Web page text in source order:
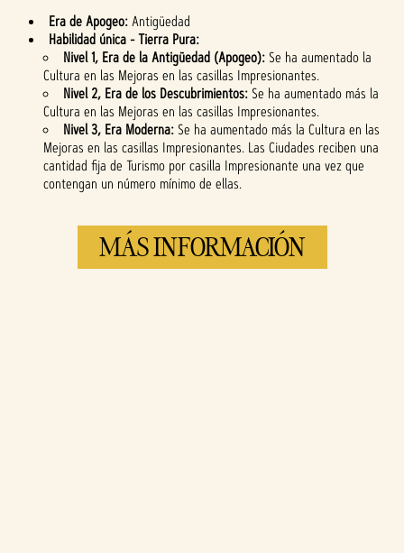
Era de Apogeo:Antigüedad
Habilidad única - Tierra Pura:
Nivel 1, Era de la Antigüedad (Apogeo): Se ha aumentado la
Cultura en las Mejoras en las casillas Impresionantes.
Nivel 2, Era de los Descubrimientos: Se ha aumentado más la
Cultura en las Mejoras en las casillas Impresionantes.
Nivel 3, Era Moderna: Se ha aumentado más la Cultura en las
Mejoras en las casillas Impresionantes. Las Ciudades reciben una
cantidad fija de Turismo por casilla Impresionante una vez que
contengan un número mínimo de ellas.
MÁS INFORMACIÓN